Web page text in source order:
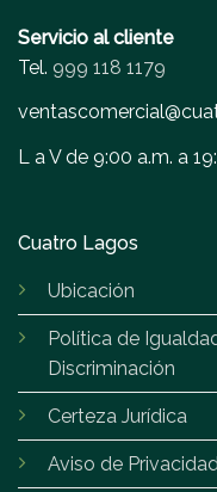
Servicio al cliente
Tel. 999 118 1179
L a V de 9:00 a.m. a
Cuatro Lagos
Ubicación
Política de
Discriminación
Certeza Jurídica
Aviso de